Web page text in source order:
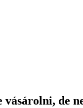
vásárolni, de